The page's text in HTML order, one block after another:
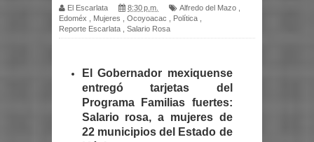
El Escarlata 8:30 p.m. Alfredo del Mazo
Edoméx
Mujeres Ocoyoacac Política
Reporte Escarlata
Salario Rosa
El Gobernador mexiquense
entregó tarjetas del
Programa Familias fuertes:
Salario rosa, a mujeres de
22 municipios del Estado de